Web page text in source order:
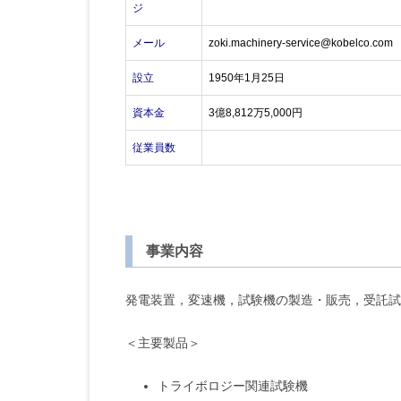
ジ
メール zoki.machinery-service@kobelco.com
設立 1950年1月25日
資本金 3億8,812万5,000円
従業員数
事業内容
発電装置，変速機，試験機の製造・販売，受託
＜主要製品＞
トライボロジー関連試験機